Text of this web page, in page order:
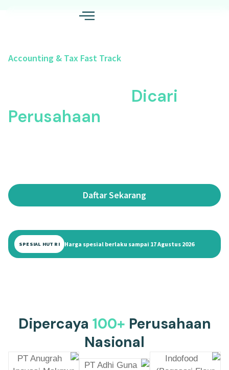
Accounting & Tax Fast Track
Dicari
Perusahaan
Daftar Sekarang
SPESIAL HUT RI Harga spesial berlaku sampai 17 Agustus 2026
Dipercaya 100+ Perusahaan
Nasional